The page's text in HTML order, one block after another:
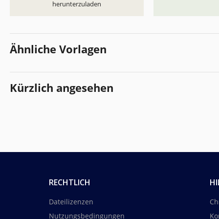
herunterzuladen
Ähnliche Vorlagen
Kürzlich angesehen
RECHTLICH
Dateilizenzen
Nutzungsbedingungen